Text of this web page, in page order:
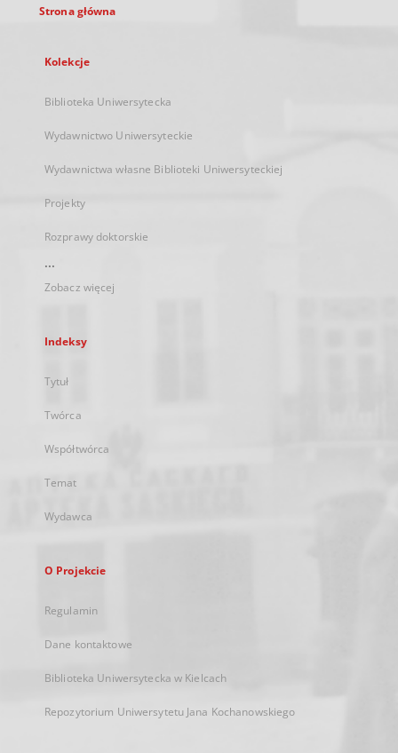
Strona główna
Kolekcje
Biblioteka Uniwersytecka
Wydawnictwo Uniwersyteckie
Wydawnictwa własne Biblioteki Uniwersyteckiej
Projekty
Rozprawy doktorskie
...
Zobacz więcej
Indeksy
Tytuł
Twórca
Współtwórca
Temat
Wydawca
O Projekcie
Regulamin
Dane kontaktowe
Biblioteka Uniwersytecka w Kielcach
Repozytorium Uniwersytetu Jana Kochanowskiego